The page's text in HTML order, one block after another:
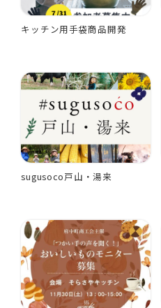
キッチン用手袋商品開発
sugusoco戸山・湯来